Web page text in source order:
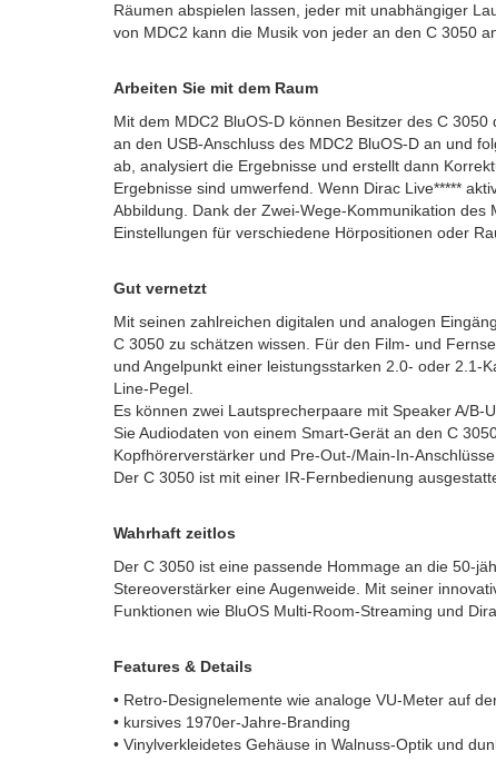
Räumen abspielen lassen, jeder mit unabhängiger
von MDC2 kann die Musik von jeder an den C 3050
Arbeiten Sie mit dem Raum
Mit dem MDC2 BluOS-D können Besitzer des C
an den USB-Anschluss des MDC2 BluOS-D an und
ab, analysiert die Ergebnisse und erstellt dann
Ergebnisse sind umwerfend. Wenn Dirac Live*****
Abbildung. Dank der Zwei-Wege-Kommunikation
Einstellungen für verschiedene Hörpositionen oder
Gut vernetzt
Mit seinen zahlreichen digitalen und analogen
C 3050 zu schätzen wissen. Für den Film- und
und Angelpunkt einer leistungsstarken 2.0- oder 2.1-
Line-Pegel.
Es können zwei Lautsprecherpaare mit Speaker A/
Sie Audiodaten von einem Smart-Gerät an den C
Kopfhörerverstärker und Pre-Out-/Main-In-
Der C 3050 ist mit einer IR-Fernbedienung
Wahrhaft zeitlos
Der C 3050 ist eine passende Hommage an die 50-
Stereoverstärker eine Augenweide. Mit seiner
Funktionen wie BluOS Multi-Room-Streaming und
Features & Details
• Retro-Designelemente wie analoge VU-Meter auf
• kursives 1970er-Jahre-Branding
• Vinylverkleidetes Gehäuse in Walnuss-Optik und